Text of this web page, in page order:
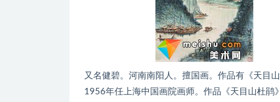
又名健碧。河南南阳人。擅国画。作品有《天目
1956年任上海中国画院画师。作品《天目山杜鹃